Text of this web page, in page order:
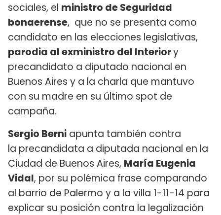
sociales, el ministro de Seguridad
bonaerense, que no se presenta como
candidato en las elecciones legislativas,
parodia al exministro del Interiory
precandidato a diputado nacional en
Buenos Aires y a la charla que mantuvo
con su madre en su último spot de
campaña.
Sergio Berni apunta también contra
la precandidata a diputada nacional en la
Ciudad de Buenos Aires, María Eugenia
Vidal, por su polémica frase comparando
al barrio de Palermo y a la villa 1-11-14 para
explicar su posición contra la legalización